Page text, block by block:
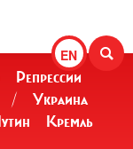
EN
Репрессии
/
Украина
Кремль